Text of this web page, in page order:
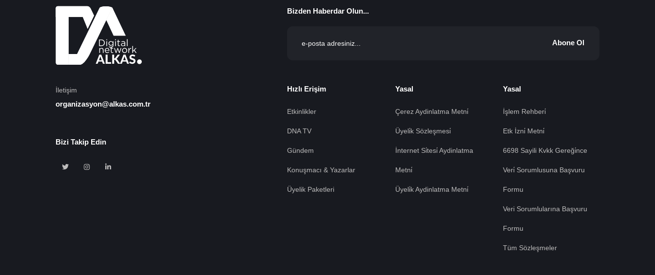
İletişim
organizasyon@alkas.com.tr
Bizi Takip Edin
Bizden Haberdar Olun...
Abone Ol
Hızlı Erişim
Etkinlikler
DNA TV
Gündem
Konuşmacı & Yazarlar
Üyelik Paketleri
Yasal
Çerez Aydinlatma Metni̇
Üyeli̇k Sözleşmesi̇
İnternet Si̇tesi̇ Aydinlatma
Metni̇
Üyeli̇k Aydinlatma Metni̇
Yasal
İşlem Rehberi̇
Etk İzni̇ Metni̇
6698 Sayili Kvkk Gereği̇nce
Veri̇ Sorumlusuna Başvuru
Formu
Veri Sorumlularına Başvuru
Formu
Tüm Sözleşmeler